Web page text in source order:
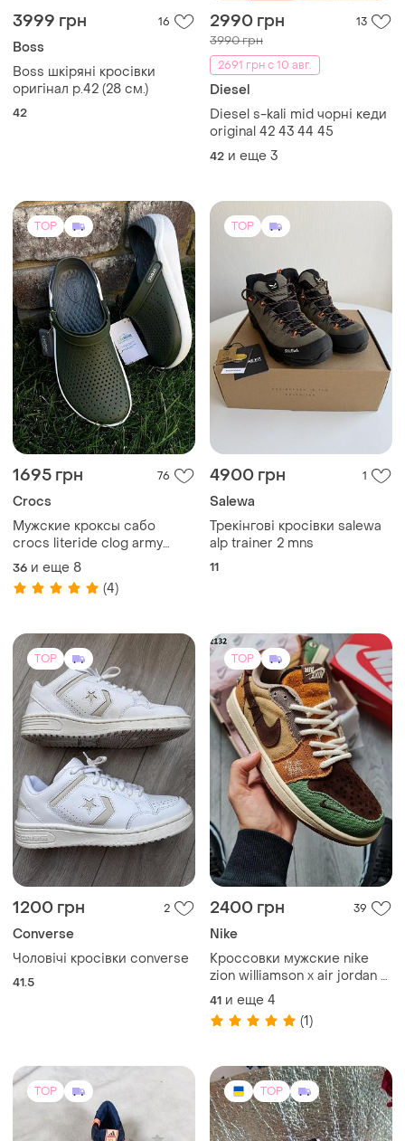
3999 грн 16
Boss
Boss шкіряні кросівки
оригінал р.42 (28 см.)
42
2990 грн 13
3990 грн
2691 грн с 10 авг.
Diesel
Diesel s-kali mid чорні кеди
original 42 43 44 45
42 и еще 3
TOP
1695 грн 76
Crocs
Мужские кроксы сабо
crocs literide clog army
crocs literide clog
36 и еще 8
(4)
TOP
4900 грн 1
Salewa
Трекінгові кросівки salewa
alp trainer 2 mns
11
TOP
1200 грн 2
Converse
Чоловічі кросівки converse
41.5
TOP
2400 грн 39
Nike
Кроссовки мужские nike
zion williamson x air jordan 1
retro low og voodoo
41 и еще 4
(1)
TOP TOP